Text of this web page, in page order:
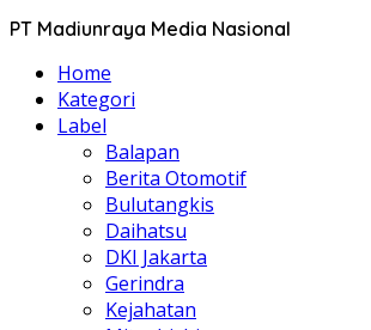
PT Madiunraya Media Nasional
Home
Kategori
Label
Balapan
Berita Otomotif
Bulutangkis
Daihatsu
DKI Jakarta
Gerindra
Kejahatan